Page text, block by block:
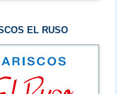
EL RUSO